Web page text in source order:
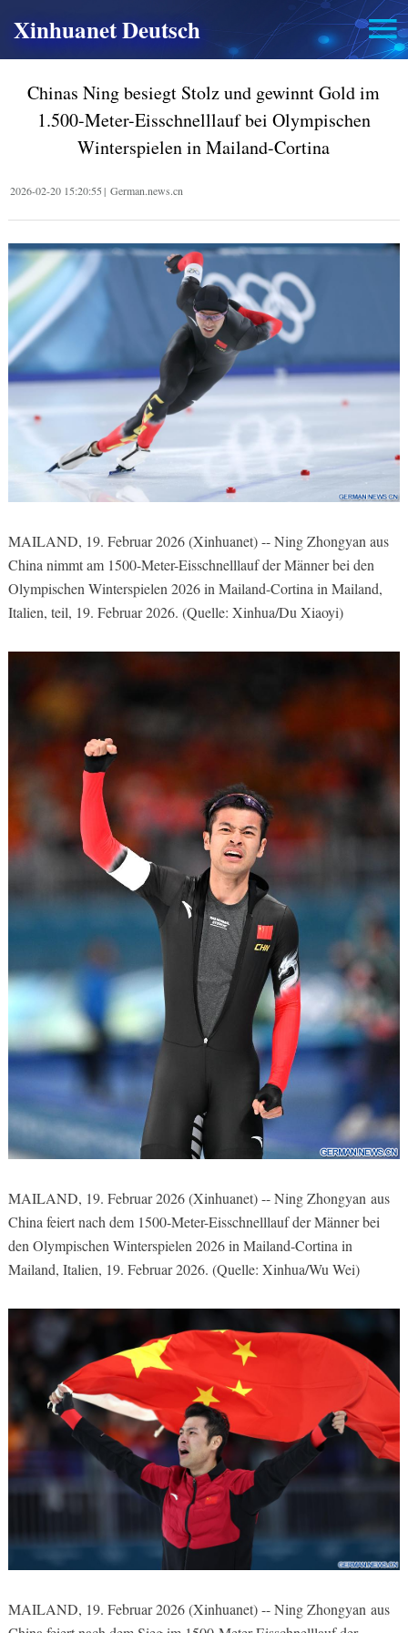
Xinhuanet Deutsch
Chinas Ning besiegt Stolz und gewinnt Gold im
1.500-Meter-Eisschnelllauf bei Olympischen
Winterspielen in Mailand-Cortina
2026-02-20 15:20:55| German.news.cn
MAILAND, 19. Februar 2026 (Xinhuanet) -- Ning Zhongyan aus
China nimmt am 1500-Meter-Eisschnelllauf der Männer bei den
Olympischen Winterspielen 2026 in Mailand-Cortina in Mailand,
Italien, teil, 19. Februar 2026. (Quelle: Xinhua/Du Xiaoyi)
MAILAND, 19. Februar 2026 (Xinhuanet) -- Ning Zhongyan aus
China feiert nach dem 1500-Meter-Eisschnelllauf der Männer bei
den Olympischen Winterspielen 2026 in Mailand-Cortina in
Mailand, Italien, 19. Februar 2026. (Quelle: Xinhua/Wu Wei)
MAILAND, 19. Februar 2026 (Xinhuanet) -- Ning Zhongyan aus